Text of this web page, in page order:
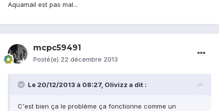
Aquamail est pas mal...
mcpc59491
Posté(e) 22 décembre 2013
Le 20/12/2013 à 08:27, Olivizz a dit :
C'est bien ça le problème ça fonctionne comme un